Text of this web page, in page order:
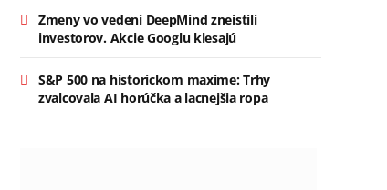
Zmeny vo vedení DeepMind zneistili
investorov. Akcie Googlu klesajú
S&P 500 na historickom maxime: Trhy
zvalcovala AI horúčka a lacnejšia ropa